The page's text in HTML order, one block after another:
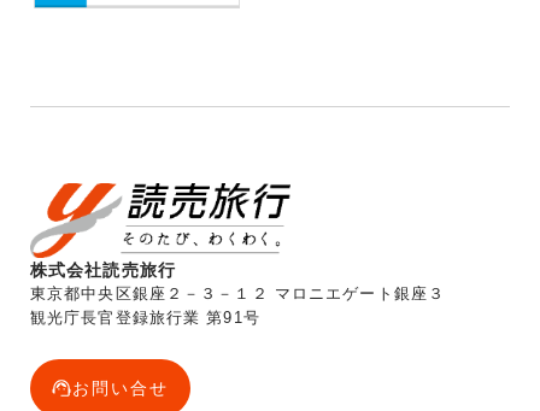
株式会社読売旅行
東京都中央区銀座２－３－１２ マロニエゲート銀座３
観光庁長官登録旅行業 第91号
お問い合せ